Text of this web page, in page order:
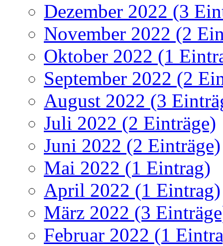
Dezember 2022 (3
November 2022 (2
Oktober 2022 (1
September 2022 (2
August 2022 (3
Juli 2022 (2 Einträge)
Juni 2022 (2 Einträge)
Mai 2022 (1 Eintrag)
April 2022 (1 Eintrag)
März 2022 (3
Februar 2022 (1